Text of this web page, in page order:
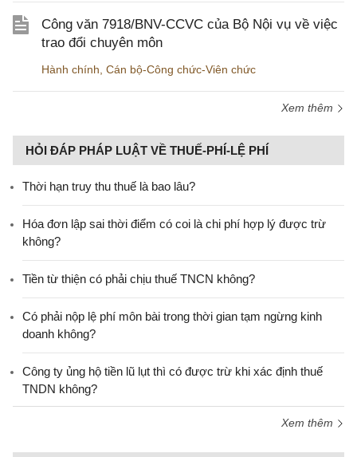
Công văn 7918/BNV-CCVC của Bộ Nội vụ về việc
trao đổi chuyên môn
Hành chính Cán bộ-Công chức-Viên chức
Xem thêm
HỎI ĐÁP PHÁP LUẬT VỀ THUẾ-PHÍ-LỆ PHÍ
Thời hạn truy thu thuế là bao lâu?
Hóa đơn lập sai thời điểm có coi là chi phí hợp lý được trừ
không?
Tiền từ thiện có phải chịu thuế TNCN không?
Có phải nộp lệ phí môn bài trong thời gian tạm ngừng kinh
doanh không?
Công ty ủng hộ tiền lũ lụt thì có được trừ khi xác định thuế
TNDN không?
Xem thêm